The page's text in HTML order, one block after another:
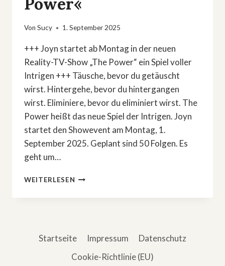
Von Sucy 1. September 2025
+++ Joyn startet ab Montag in der neuen
Reality-TV-Show „The Power“ ein Spiel voller
Intrigen +++ Täusche, bevor du getäuscht
wirst. Hintergehe, bevor du hintergangen
wirst. Eliminiere, bevor du eliminiert wirst. The
Power heißt das neue Spiel der Intrigen. Joyn
startet den Showevent am Montag, 1.
September 2025. Geplant sind 50 Folgen. Es
geht um…
WEITERLESEN NEUE
REALITY-
Startseite Impressum
Datenschutz
Cookie-Richtlinie (EU)